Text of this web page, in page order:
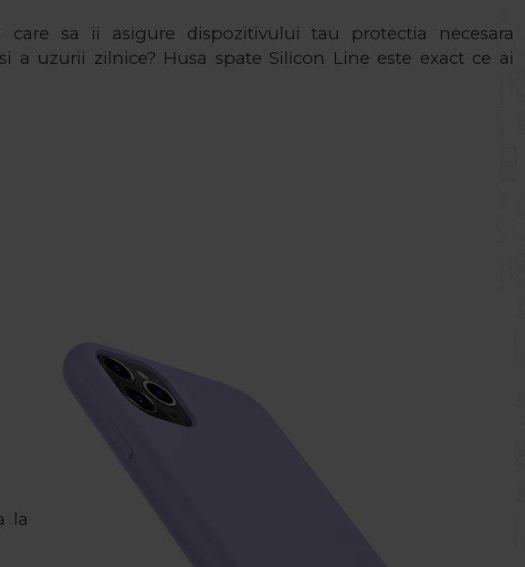
sa ii asigure dispozitivului tau protectia necesara
a uzurii zilnice? Husa spate Silicon Line este exact ce ai
la